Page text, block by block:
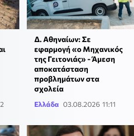
Δ. Αθηναίων: Σε
εφαρμογή «ο Μηχανικός
της Γειτονιάς» - Άμεση
αποκατάσταση
προβλημάτων στα
σχολεία
Ελλάδα 03.08.2026 11:11